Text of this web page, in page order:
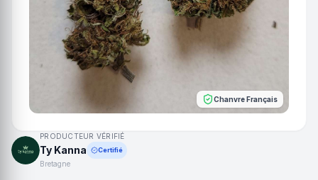
Chanvre Français
PRODUCTEUR VÉRIFIÉ
Ty Kanna Certifié
Bretagne